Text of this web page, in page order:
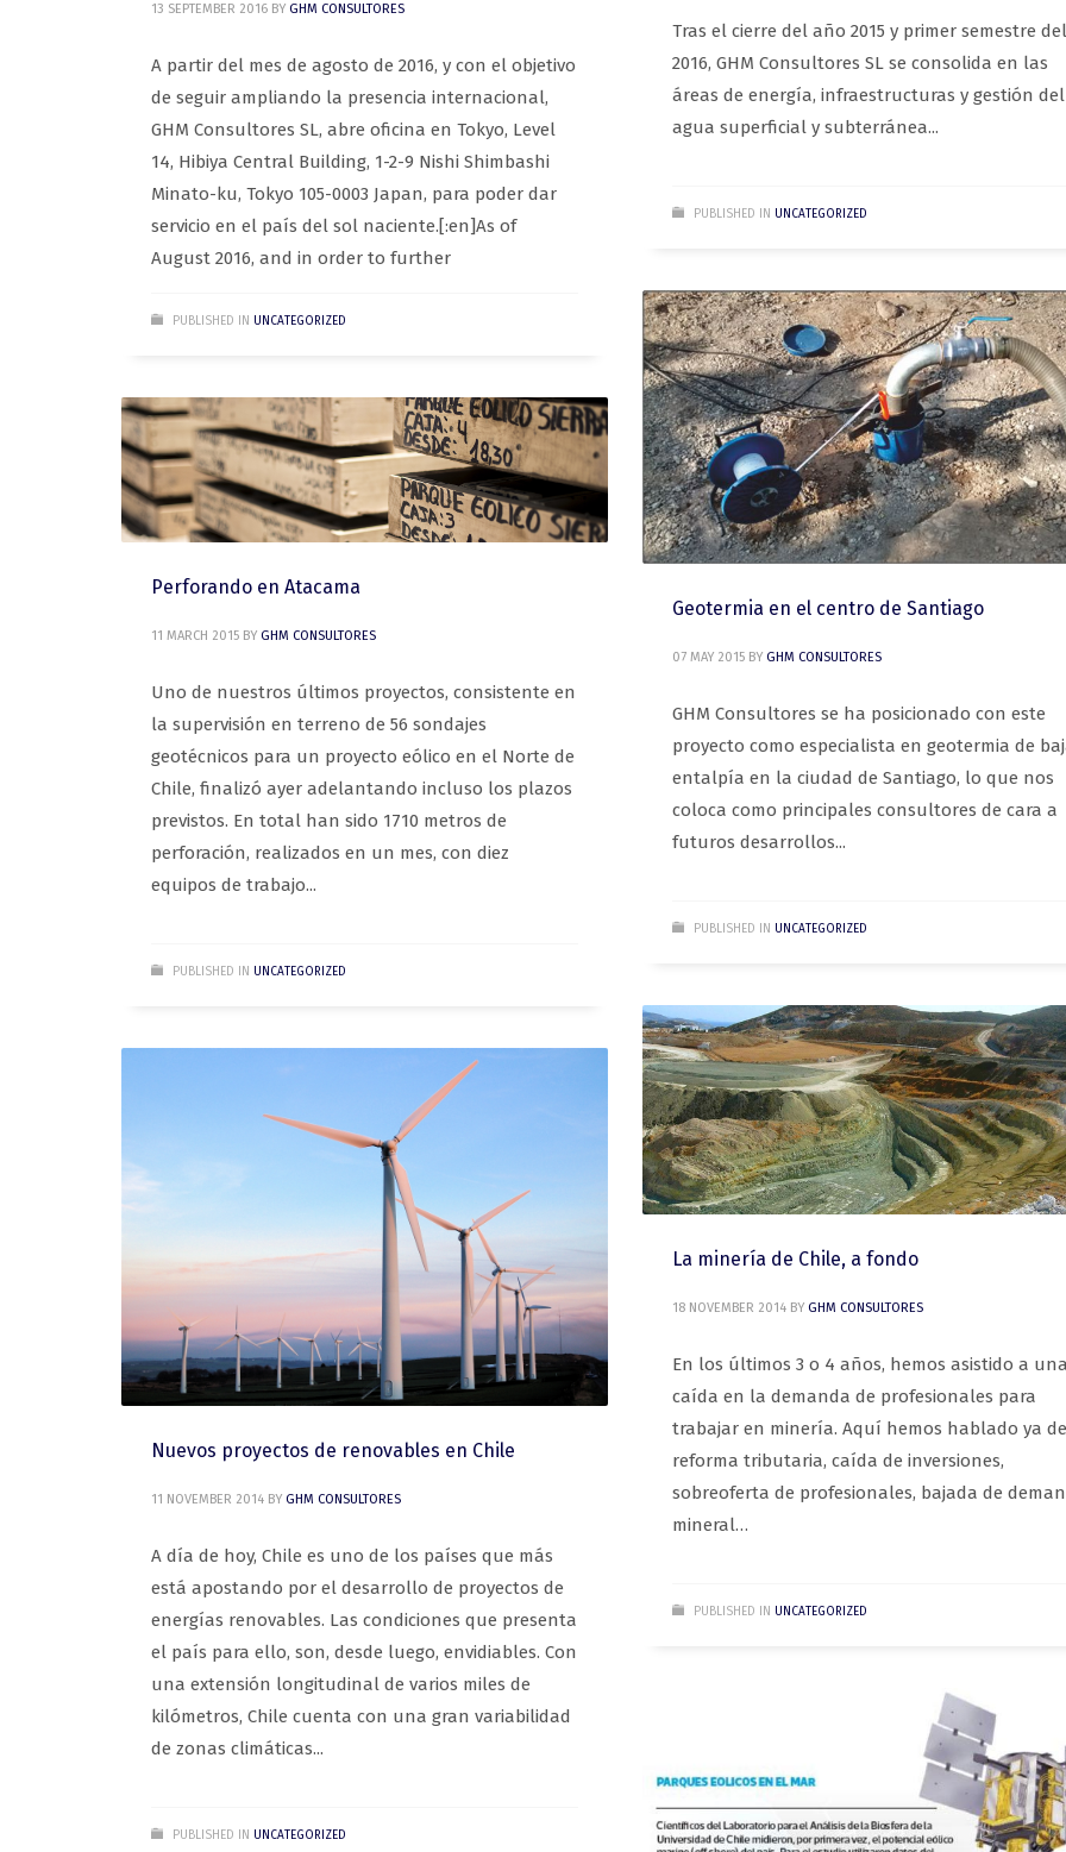
Tras el cierre del año 2015 y primer semestre del
2016, GHM Consultores SL se consolida en las
áreas de energía, infraestructuras y gestión del
agua superficial y subterránea...
PUBLISHED IN UNCATEGORIZED
13 SEPTEMBER 2016 BY GHM CONSULTORES
A partir del mes de agosto de 2016, y con el objetivo
de seguir ampliando la presencia internacional,
GHM Consultores SL, abre oficina en Tokyo, Level
14, Hibiya Central Building, 1-2-9 Nishi Shimbashi
Minato-ku, Tokyo 105-0003 Japan, para poder dar
servicio en el país del sol naciente.[:en]As of
August 2016, and in order to further
PUBLISHED IN UNCATEGORIZED
Geotermia en el centro de Santiago
07 MAY 2015 BY GHM CONSULTORES
GHM Consultores se ha posicionado con este
proyecto como especialista en geotermia de
entalpía en la ciudad de Santiago, lo que nos
coloca como principales consultores de cara a
futuros desarrollos...
PUBLISHED IN UNCATEGORIZED
Perforando en Atacama
11 MARCH 2015 BY GHM CONSULTORES
Uno de nuestros últimos proyectos, consistente en
la supervisión en terreno de 56 sondajes
geotécnicos para un proyecto eólico en el Norte de
Chile, finalizó ayer adelantando incluso los plazos
previstos. En total han sido 1710 metros de
perforación, realizados en un mes, con diez
equipos de trabajo...
PUBLISHED IN UNCATEGORIZED
La minería de Chile, a fondo
18 NOVEMBER 2014 BY GHM CONSULTORES
En los últimos 3 o 4 años, hemos asistido a
caída en la demanda de profesionales para
trabajar en minería. Aquí hemos hablado ya
reforma tributaria, caída de inversiones,
sobreoferta de profesionales, bajada de
mineral…
PUBLISHED IN UNCATEGORIZED
Nuevos proyectos de renovables en Chile
11 NOVEMBER 2014 BY GHM CONSULTORES
A día de hoy, Chile es uno de los países que más
está apostando por el desarrollo de proyectos de
energías renovables. Las condiciones que presenta
el país para ello, son, desde luego, envidiables. Con
una extensión longitudinal de varios miles de
kilómetros, Chile cuenta con una gran variabilidad
de zonas climáticas...
PUBLISHED IN UNCATEGORIZED